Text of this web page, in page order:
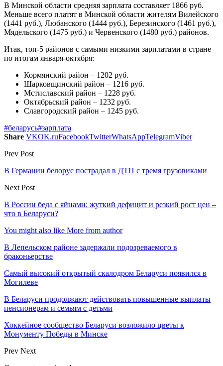
В Минской области средняя зарплата составляет 1866 руб.
Меньше всего платят в Минской области жителям Вилейского
(1441 руб.), Любанского (1444 руб.), Березинского (1461 руб.),
Мядельского (1475 руб.) и Червенского (1480 руб.) районов.
Итак, топ-5 районов с самыми низкими зарплатами в стране
по итогам января-октября:
Кормянский район – 1202 руб.
Шарковщинский район – 1216 руб.
Мстиславский район – 1228 руб.
Октябрьский район – 1232 руб.
Славгородский район – 1245 руб.
#беларусь#зарплата
Share VKOK.ruFacebookTwitterWhatsAppTelegramViber
Prev Post
В Германии белорус пострадал в ДТП с тремя грузовиками
Next Post
В России беда с яйцами: жуткий дефицит и резкий рост цен –
что в Беларуси?
You might also like More from author
В Лепельском районе задержали подозреваемого в
браконьерстве
Самый высокий открытый скалодром Беларуси появился в
Могилеве
В Беларуси продолжают действовать повышенные выплаты
пенсионерам и семьям с детьми
Хоккейное сообщество Беларуси возложило цветы к
Монументу Победы в Минске
Prev Next